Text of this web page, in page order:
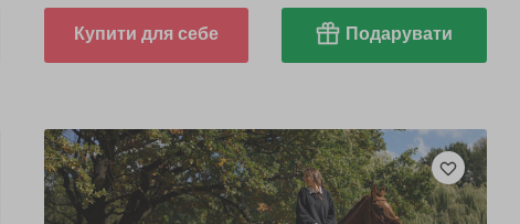
Купити для себе Подарувати